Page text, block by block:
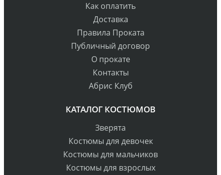
Как оплатить
Доставка
Правила Проката
Публичный договор
О прокате
Контакты
Абрис Клуб
КАТАЛОГ КОСТЮМОВ
Зверята
Костюмы для девочек
Костюмы для мальчиков
Костюмы для взрослых